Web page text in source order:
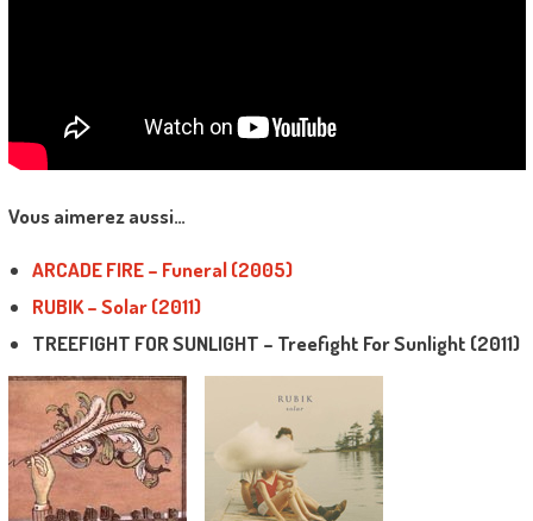
Vous aimerez aussi…
ARCADE FIRE – Funeral (2005)
RUBIK – Solar (2011)
TREEFIGHT FOR SUNLIGHT – Treefight For Sunlight (2011)